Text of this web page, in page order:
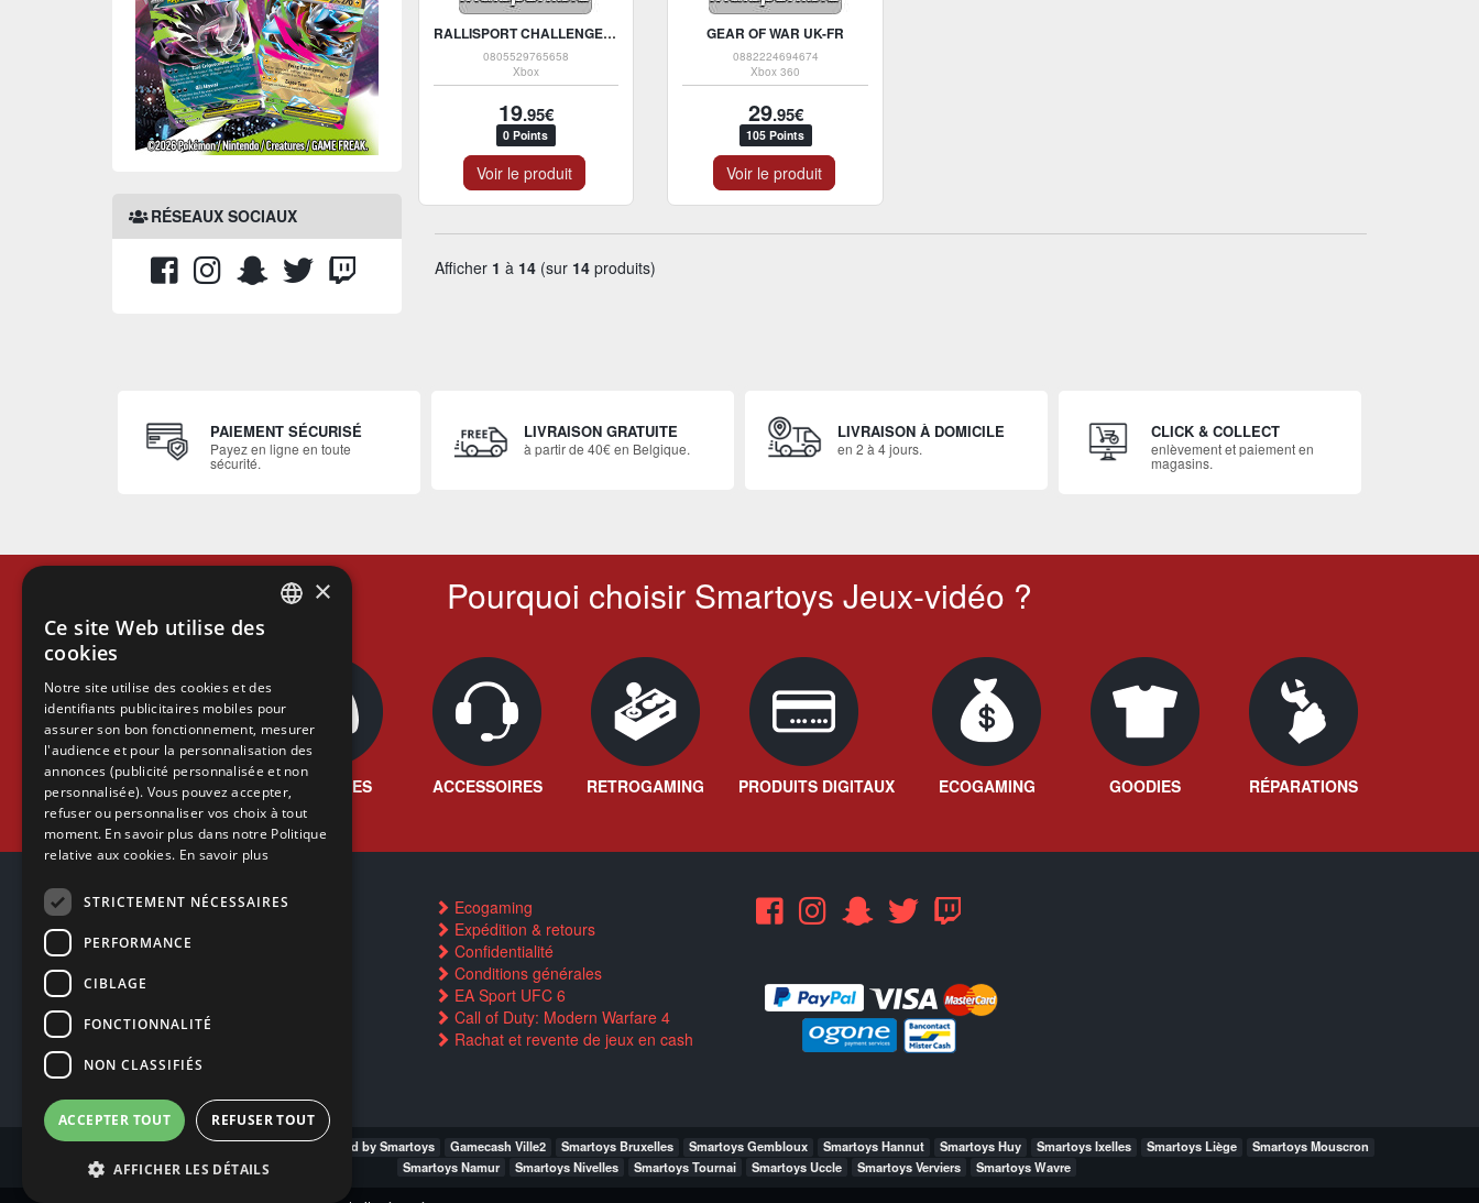
RÉSEAUX SOCIAUX
RALLISPORT CHALLENGE 2 NDLS
0805529765658
Xbox
19.95€
0 Points
Voir le produit
GEAR OF WAR UK-FR
0882224694674
Xbox 360
29.95€
105 Points
Voir le produit
Afficher 1 à 14(sur 14produits)
PAIEMENT SÉCURISÉ
Payez en ligne en toute
sécurité.
LIVRAISON GRATUITE
à partir de 40€ en Belgique.
LIVRAISON À DOMICILE
en 2 à 4 jours.
CLICK & COLLECT
enlèvement et paiement en
magasins.
Pourquoi choisir Smartoys Jeux-vidéo ?
JEUX VIDÉO CONSOLES ACCESSOIRES RETROGAMING PRODUITS DIGITAUX ECOGAMING GOODIES RÉPARATIONS
Contactez-nous
Trouver un magasin
Rachat cartes Pokémon
Réservation par SMS
Restauration CD griffés
Smartpoints
Ecogaming
Expédition & retours
Confidentialité
Conditions générales
EA Sport UFC 6
Call of Duty: Modern Warfare 4
Rachat et revente de jeux en cash
Gamecash Gosselies Gamecash LLn Pwd by Smartoys Gamecash Ville2 Smartoys Bruxelles Smartoys Gembloux Smartoys Hannut Smartoys Huy Smartoys Ixelles Smartoys Liège
Smartoys Mouscron
Smartoys Namur
Smartoys Nivelles Smartoys Tournai Smartoys Uccle Smartoys Verviers Smartoys Wavre
ENGLISH
×
Ce site Web utilise des
cookies
Notre site utilise des cookies et des
identifiants publicitaires mobiles pour
assurer son bon fonctionnement, mesurer
l'audience et pour la personnalisation des
annonces (publicité personnalisée et non
personnalisée). Vous pouvez accepter,
refuser ou personnaliser vos choix à tout
moment. En savoir plus dans notre Politique
relative aux cookies. En savoir plus
STRICTEMENT NÉCESSAIRES
PERFORMANCE
CIBLAGE
FONCTIONNALITÉ
NON CLASSIFIÉS
ACCEPTER TOUT REFUSER TOUT
AFFICHER LES DÉTAILS